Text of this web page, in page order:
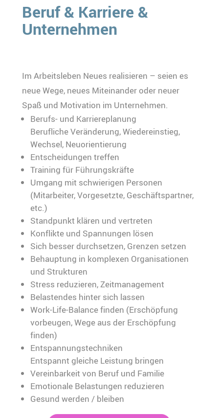
Beruf & Karriere &
Unternehmen
Im Arbeitsleben Neues realisieren – seien es
neue Wege, neues Miteinander oder neuer
Spaß und Motivation im Unternehmen.
Berufs- und Karriereplanung
Berufliche Veränderung, Wiedereinstieg,
Wechsel, Neuorientierung
Entscheidungen treffen
Training für Führungskräfte
Umgang mit schwierigen Personen
(Mitarbeiter, Vorgesetzte, Geschäftspartner,
etc.)
Standpunkt klären und vertreten
Konflikte und Spannungen lösen
Sich besser durchsetzen, Grenzen setzen
Behauptung in komplexen Organisationen
und Strukturen
Stress reduzieren, Zeitmanagement
Belastendes hinter sich lassen
Work-Life-Balance finden (Erschöpfung
vorbeugen, Wege aus der Erschöpfung
finden)
Entspannungstechniken
Entspannt gleiche Leistung bringen
Vereinbarkeit von Beruf und Familie
Emotionale Belastungen reduzieren
Gesund werden / bleiben